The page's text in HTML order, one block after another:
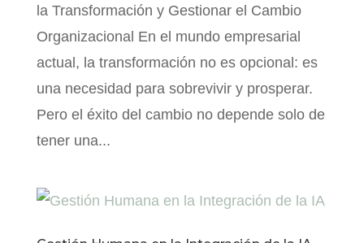
la Transformación y Gestionar el Cambio
Organizacional En el mundo empresarial
actual, la transformación no es opcional: es
una necesidad para sobrevivir y prosperar.
Pero el éxito del cambio no depende solo de
tener una...